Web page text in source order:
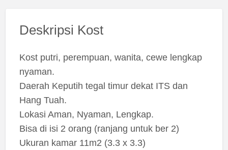
Deskripsi Kost
Kost putri, perempuan, wanita, cewe lengkap
nyaman.
Daerah Keputih tegal timur dekat ITS dan
Hang Tuah.
Lokasi Aman, Nyaman, Lengkap.
Bisa di isi 2 orang (ranjang untuk ber 2)
Ukuran kamar 11m2 (3.3 x 3.3)